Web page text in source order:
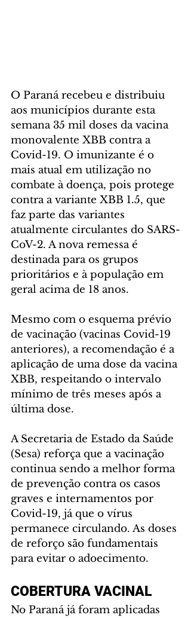
O Paraná recebeu e distribuiu
aos municípios durante esta
semana 35 mil doses da vacina
monovalente XBB contra a
Covid-19. O imunizante é o
mais atual em utilização no
combate à doença, pois protege
contra a variante XBB 1.5, que
faz parte das variantes
atualmente circulantes do SARS-
CoV-2. A nova remessa é
destinada para os grupos
prioritários e à população em
geral acima de 18 anos.
Mesmo com o esquema prévio
de vacinação (vacinas Covid-19
anteriores), a recomendação é a
aplicação de uma dose da vacina
XBB, respeitando o intervalo
mínimo de três meses após a
última dose.
A Secretaria de Estado da Saúde
(Sesa) reforça que a vacinação
continua sendo a melhor forma
de prevenção contra os casos
graves e internamentos por
Covid-19, já que o vírus
permanece circulando. As doses
de reforço são fundamentais
para evitar o adoecimento.
COBERTURA VACINAL
No Paraná já foram aplicadas